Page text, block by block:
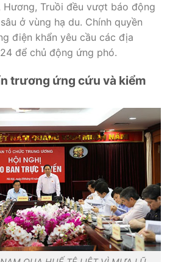
Hương, Truồi đều vượt báo động
ở vùng hạ du. Chính quyền
điện khẩn yêu cầu các địa
để chủ động ứng phó.
trương ứng cứu và kiểm